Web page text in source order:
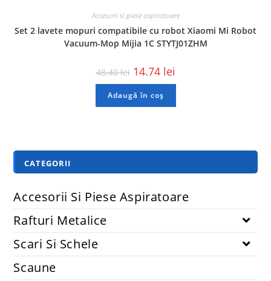
Accesorii si piese aspiratoare
Set 2 lavete mopuri compatibile cu robot Xiaomi Mi Robot
Vacuum-Mop Mijia 1C STYTJ01ZHM
48.40lei 14.74 lei
Adaugă în coș
CATEGORII
Accesorii Si Piese Aspiratoare
Rafturi Metalice
Scari Si Schele
Scaune